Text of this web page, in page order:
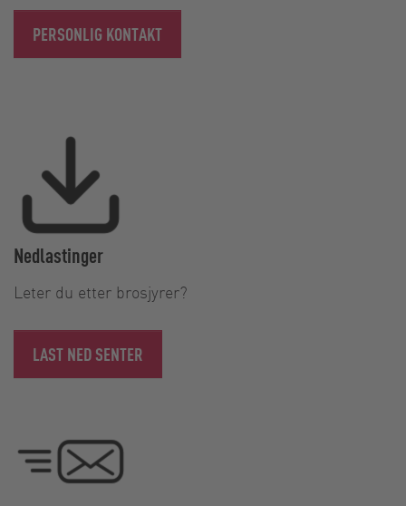
PERSONLIG KONTAKT
Nedlastinger
Leter du etter brosjyrer?
LAST NED SENTER